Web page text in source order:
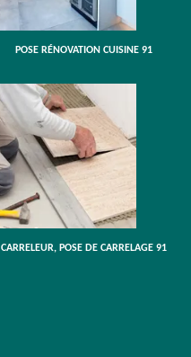
POSE RÉNOVATION CUISINE 91
CARRELEUR, POSE DE CARRELAGE 91